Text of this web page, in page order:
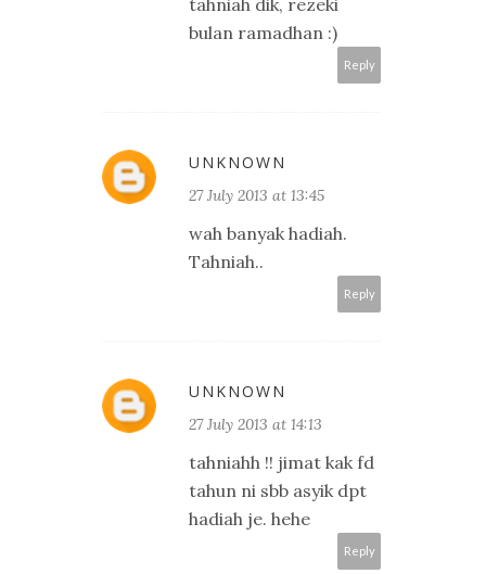
tahniah dik, rezeki
bulan ramadhan :)
Reply
UNKNOWN
27 July 2013 at 13:45
wah banyak hadiah.
Tahniah..
Reply
UNKNOWN
27 July 2013 at 14:13
tahniahh !! jimat kak fd
tahun ni sbb asyik dpt
hadiah je. hehe
Reply